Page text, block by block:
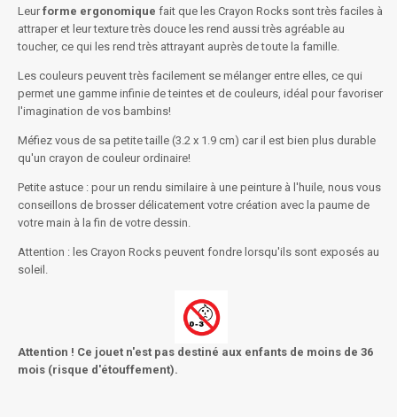
Leurforme ergonomique fait que les Crayon Rocks sont très faciles à
attraper et leur texture très douce les rend aussi très agréable au
toucher, ce qui les rend très attrayant auprès de toute la famille.
Les couleurs peuvent très facilement se mélanger entre elles, ce qui
permet une gamme infinie de teintes et de couleurs, idéal pour favoriser
l'imagination de vos bambins!
Méfiez vous de sa petite taille (3.2 x 1.9 cm) car il est bien plus durable
qu'un crayon de couleur ordinaire!
Petite astuce : pour un rendu similaire à une peinture à l'huile, nous vous
conseillons de brosser délicatement votre création avec la paume de
votre main à la fin de votre dessin.
Attention : les Crayon Rocks peuvent fondre lorsqu'ils sont exposés au
soleil.
Attention ! Ce jouet n'est pas destiné aux enfants de moins de 36
mois (risque d'étouffement).